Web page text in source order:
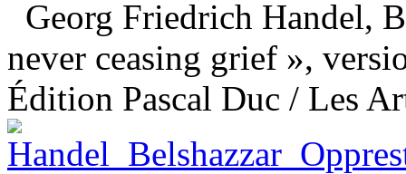
Georg Friedrich Handel,
never ceasing grief »,
Édition Pascal Duc / Les